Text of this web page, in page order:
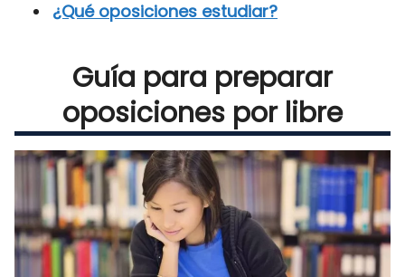
¿Qué oposiciones estudiar?
Guía para preparar
oposiciones por libre